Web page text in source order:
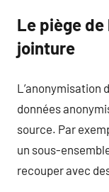
Le piège
jointure
L’anonymisation
données
source. Par
un sous-
recouper avec